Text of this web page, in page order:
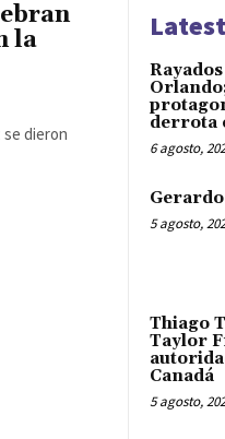
la
se dieron
derrota
6 agosto,
5 agosto,
Thiago
Taylor
Canadá
5 agosto,